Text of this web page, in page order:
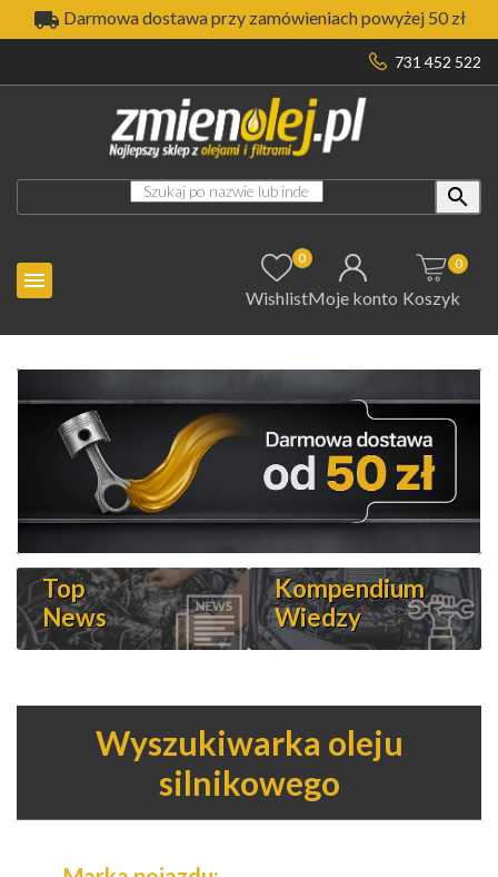
 Darmowa dostawa przy zamówieniach powyżej 50 zł
731 452 522


0
WishlistMoje konto Koszyk
0
Top
News
Kompendium
Wiedzy
Wyszukiwarka oleju
silnikowego